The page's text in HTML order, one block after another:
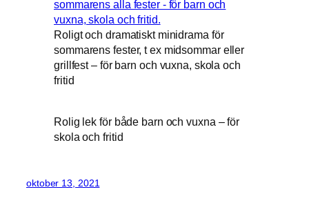
Roligt och dramatiskt minidrama för
sommarens fester, t ex midsommar eller
grillfest – för barn och vuxna, skola och
fritid
Rolig lek för både barn och vuxna – för
skola och fritid
oktober 13, 2021